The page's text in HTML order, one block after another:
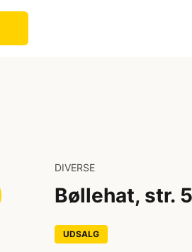
DIVERSE
Bøllehat, str.
UDSALG